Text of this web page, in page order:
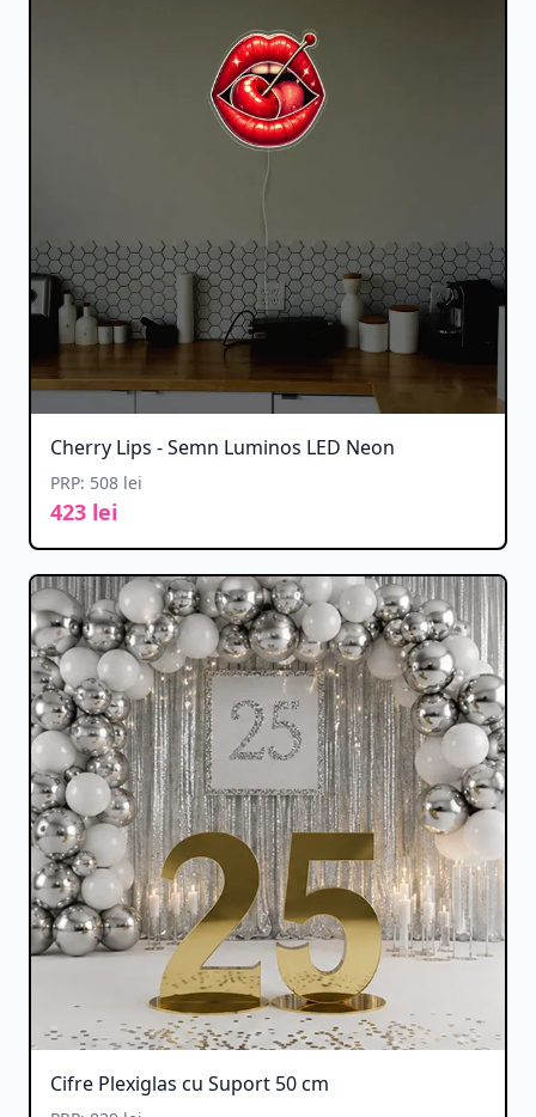
Cherry Lips - Semn Luminos LED Neon
PRP: 508 lei
423 lei
Cifre Plexiglas cu Suport 50 cm